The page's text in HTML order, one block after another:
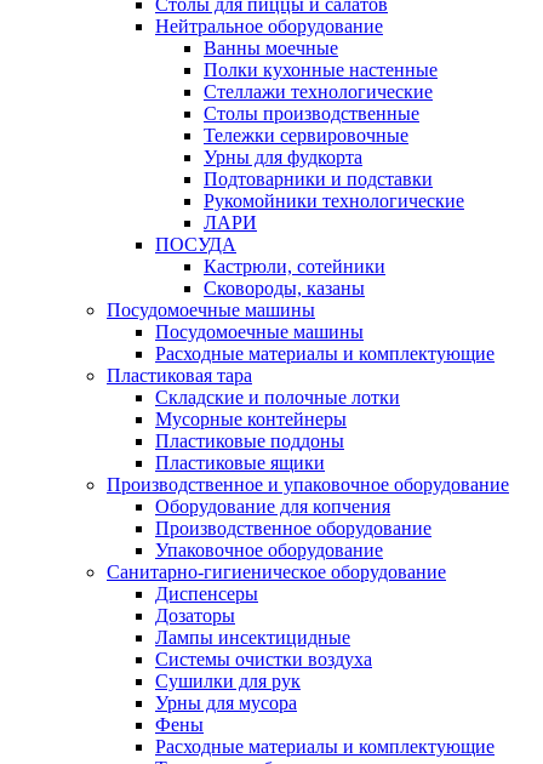
Столы для пиццы и салатов
Нейтральное оборудование
Ванны моечные
Полки кухонные настенные
Стеллажи технологические
Столы производственные
Тележки сервировочные
Урны для фудкорта
Подтоварники и подставки
Рукомойники технологические
ЛАРИ
ПОСУДА
Кастрюли, сотейники
Сковороды, казаны
Посудомоечные машины
Посудомоечные машины
Расходные материалы и комплектующие
Пластиковая тара
Складские и полочные лотки
Мусорные контейнеры
Пластиковые поддоны
Пластиковые ящики
Производственное и упаковочное оборудование
Оборудование для копчения
Производственное оборудование
Упаковочное оборудование
Санитарно-гигиеническое оборудование
Диспенсеры
Дозаторы
Лампы инсектицидные
Системы очистки воздуха
Сушилки для рук
Урны для мусора
Фены
Расходные материалы и комплектующие